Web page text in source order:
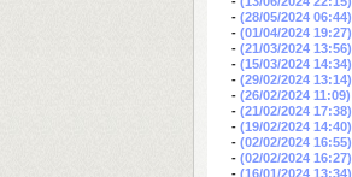
- (28/05/2024 06:44)
- (01/04/2024 19:27)
- (21/03/2024 13:56)
- (15/03/2024 14:34)
- (29/02/2024 13:14)
- (26/02/2024 11:09)
- (21/02/2024 17:38)
- (19/02/2024 14:40)
- (02/02/2024 16:55)
- (02/02/2024 16:27)
- (16/01/2024 13:34)